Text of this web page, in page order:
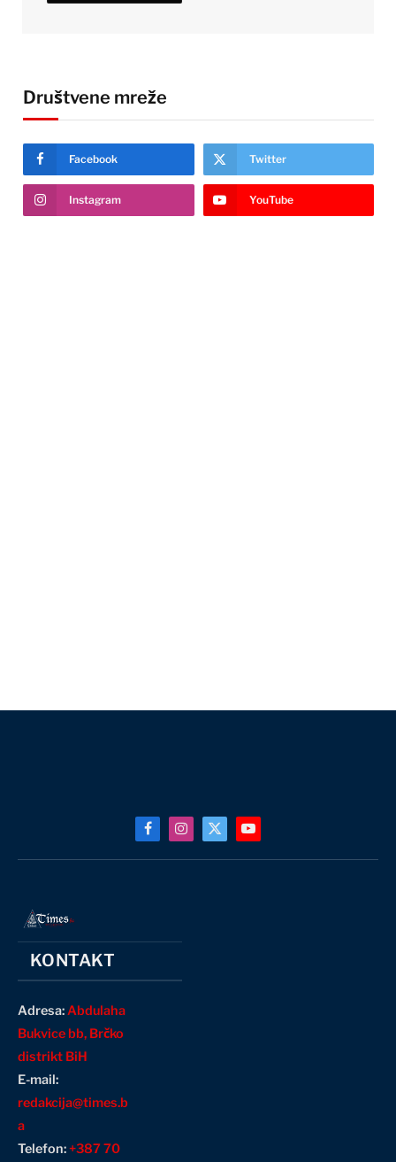
Društvene mreže
Facebook Twitter
Instagram YouTube
FacebookInstagram
X
YouTube
KONTAKT
Adresa:Abdulaha
Bukvice bb, Brčko
distrikt BiH
E-mail:
redakcija@times.b
a
Telefon:+387 70